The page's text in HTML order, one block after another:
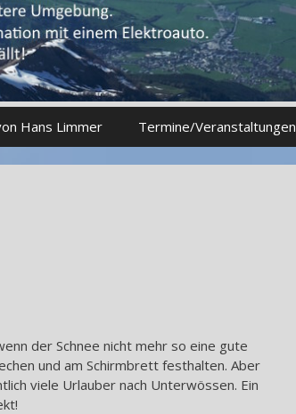
Hans Limmer Termine/Veranstaltungen
der Schnee nicht mehr so eine gute
und am Schirmbrett festhalten. Aber
viele Urlauber nach Unterwössen. Ein